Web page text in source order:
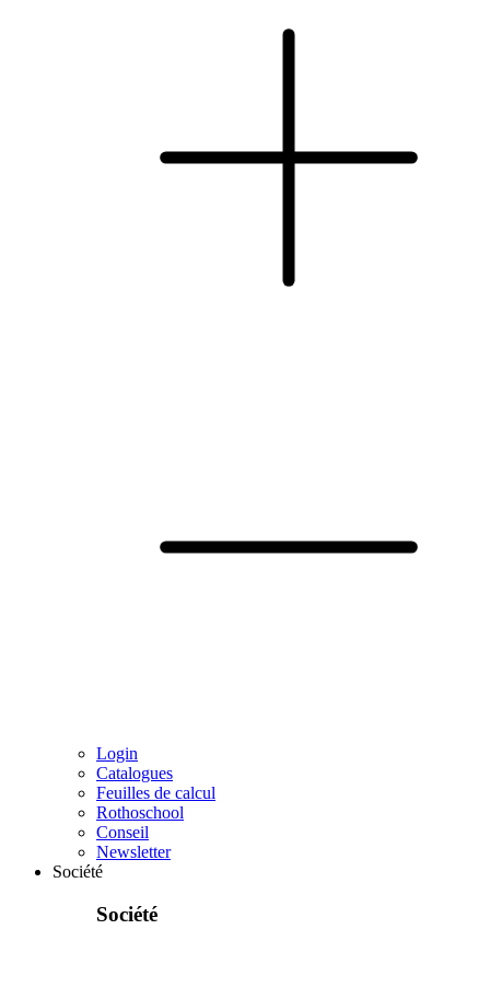
Login
Catalogues
Feuilles de calcul
Rothoschool
Conseil
Newsletter
Société
Société